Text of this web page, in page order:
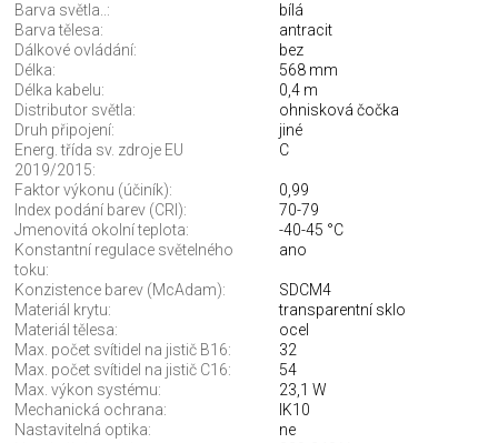
Barva světla..:
bílá
Barva tělesa:
antracit
Dálkové ovládání:
bez
Délka:
568 mm
Délka kabelu:
0,4 m
Distributor světla:
ohnisková čočka
Druh připojení:
jiné
Energ. třída sv. zdroje EU
2019/2015:
C
Faktor výkonu (účiník):
0,99
Index podání barev (CRI):
70-79
Jmenovitá okolní teplota:
-40-45 °C
Konstantní regulace světelného
toku:
ano
Konzistence barev (McAdam):
SDCM4
Materiál krytu:
transparentní sklo
Materiál tělesa:
ocel
Max. počet svítidel na jistič B16:
32
Max. počet svítidel na jistič C16:
54
Max. výkon systému:
23,1 W
Mechanická ochrana:
IK10
Nastavitelná optika:
ne